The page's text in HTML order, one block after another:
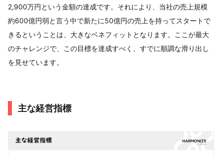
2,900万円という金額の達成です。それにより、当社の売上規模
約600億円弱と言う中で新たに50億円の売上を持ってスタートで
きるということは、大きなベネフィットとなります。ここが最大
のチャレンジで、この目標を達成すべく、すでに順調な滑り出し
を見せています。
主な経営指標